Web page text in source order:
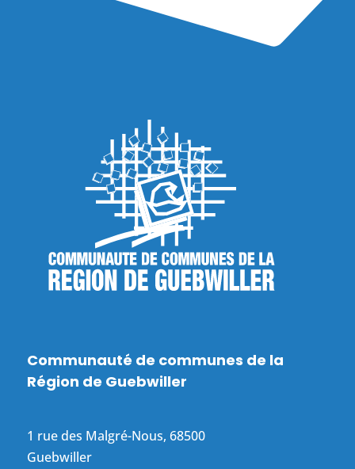
Communauté de communes de la
Région de Guebwiller
1 rue des Malgré-Nous, 68500
Guebwiller